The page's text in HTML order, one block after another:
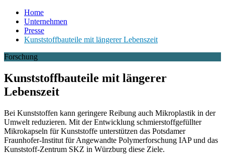
Home
Unternehmen
Presse
Kunststoffbauteile mit längerer Lebenszeit
Forschung
Kunststoffbauteile mit längerer
Lebenszeit
Bei Kunststoffen kann geringere Reibung auch Mikroplastik in der
Umwelt reduzieren. Mit der Entwicklung schmierstoffgefüllter
Mikrokapseln für Kunststoffe unterstützen das Potsdamer
Fraunhofer-Institut für Angewandte Polymerforschung IAP und das
Kunststoff-Zentrum SKZ in Würzburg diese Ziele.